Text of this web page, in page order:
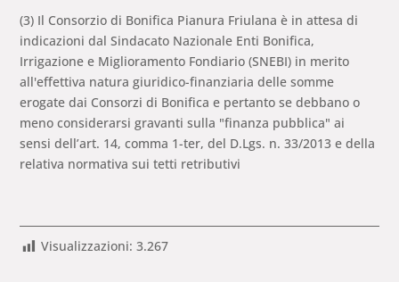
(3) Il Consorzio di Bonifica Pianura Friulana è in attesa di
indicazioni dal Sindacato Nazionale Enti Bonifica,
Irrigazione e Miglioramento Fondiario (SNEBI) in merito
all'effettiva natura giuridico-finanziaria delle somme
erogate dai Consorzi di Bonifica e pertanto se debbano o
meno considerarsi gravanti sulla "finanza pubblica" ai
sensi dell’art. 14, comma 1-ter, del D.Lgs. n. 33/2013 e della
relativa normativa sui tetti retributivi
Visualizzazioni: 3.267